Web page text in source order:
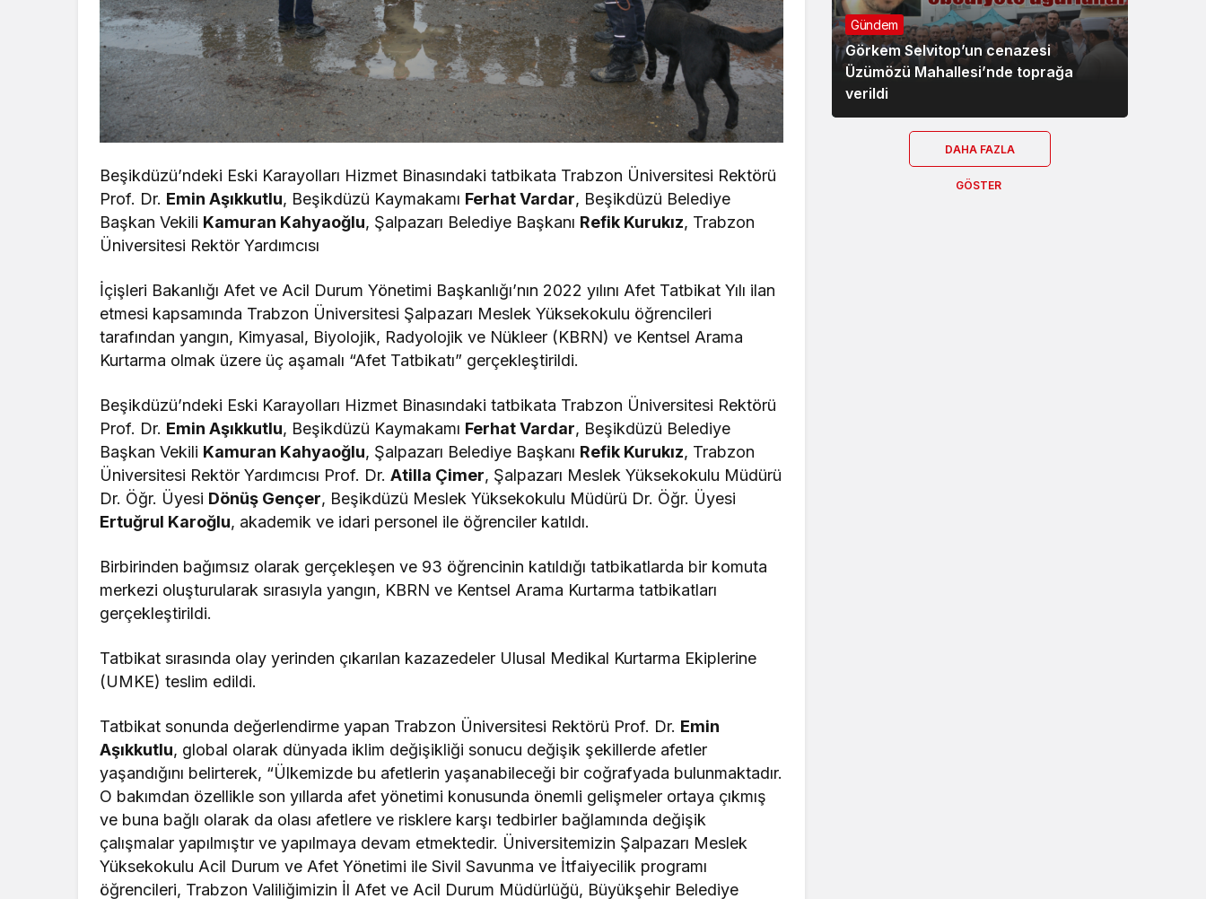
Beşikdüzü’ndeki Eski Karayolları Hizmet Binasındaki tatbikata Trabzon Üniversitesi Rektörü
Prof. Dr. Emin Aşıkkutlu, Beşikdüzü Kaymakamı Ferhat Vardar, Beşikdüzü Belediye
Başkan Vekili Kamuran Kahyaoğlu, Şalpazarı Belediye Başkanı Refik Kurukız, Trabzon
Üniversitesi Rektör Yardımcısı
İçişleri Bakanlığı Afet ve Acil Durum Yönetimi Başkanlığı’nın 2022 yılını Afet Tatbikat Yılı ilan
etmesi kapsamında Trabzon Üniversitesi Şalpazarı Meslek Yüksekokulu öğrencileri
tarafından yangın, Kimyasal, Biyolojik, Radyolojik ve Nükleer (KBRN) ve Kentsel Arama
Kurtarma olmak üzere üç aşamalı “Afet Tatbikatı” gerçekleştirildi.
Beşikdüzü’ndeki Eski Karayolları Hizmet Binasındaki tatbikata Trabzon Üniversitesi Rektörü
Prof. Dr. Emin Aşıkkutlu, Beşikdüzü Kaymakamı Ferhat Vardar, Beşikdüzü Belediye
Başkan Vekili Kamuran Kahyaoğlu, Şalpazarı Belediye Başkanı Refik Kurukız, Trabzon
Üniversitesi Rektör Yardımcısı Prof. Dr.Atilla Çimer, Şalpazarı Meslek Yüksekokulu Müdürü
Dr. Öğr. Üyesi Dönüş Gençer, Beşikdüzü Meslek Yüksekokulu Müdürü Dr. Öğr. Üyesi
Ertuğrul Karoğlu, akademik ve idari personel ile öğrenciler katıldı.
Birbirinden bağımsız olarak gerçekleşen ve 93 öğrencinin katıldığı tatbikatlarda bir komuta
merkezi oluşturularak sırasıyla yangın, KBRN ve Kentsel Arama Kurtarma tatbikatları
gerçekleştirildi.
Tatbikat sırasında olay yerinden çıkarılan kazazedeler Ulusal Medikal Kurtarma Ekiplerine
(UMKE) teslim edildi.
Tatbikat sonunda değerlendirme yapan Trabzon Üniversitesi Rektörü Prof. Dr. Emin
Aşıkkutlu, global olarak dünyada iklim değişikliği sonucu değişik şekillerde afetler
yaşandığını belirterek, “Ülkemizde bu afetlerin yaşanabileceği bir coğrafyada bulunmaktadır.
O bakımdan özellikle son yıllarda afet yönetimi konusunda önemli gelişmeler ortaya çıkmış
ve buna bağlı olarak da olası afetlere ve risklere karşı tedbirler bağlamında değişik
çalışmalar yapılmıştır ve yapılmaya devam etmektedir. Üniversitemizin Şalpazarı Meslek
Yüksekokulu Acil Durum ve Afet Yönetimi ile Sivil Savunma ve İtfaiyecilik programı
öğrencileri, Trabzon Valiliğimizin İl Afet ve Acil Durum Müdürlüğü, Büyükşehir Belediye
Gündem
Görkem Selvitop’un cenazesi
Üzümözü Mahallesi’nde toprağa
verildi
DAHA FAZLA
GÖSTER